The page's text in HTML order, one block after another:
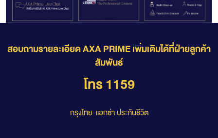
สอบถามรายละเอียด AXA PRIME เพิ่มเติมได้ที่ฝ่ายลูกค้า
สัมพันธ์
โทร 1159
กรุงไทย-แอกซ่า ประกันชีวิต